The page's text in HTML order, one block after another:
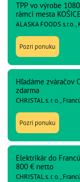
TPP vo výrobe
rámci mesta KOŠICE
ALASKA FOODS s.r.o.,
Pozri ponuku
Hľadáme zváračov
zdarma
CHRISTAL s. r. o.,
Pozri ponuku
Elektrikár do
800 € netto
CHRISTAL s. r. o.,